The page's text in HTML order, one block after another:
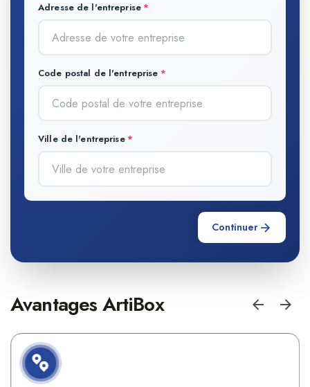
Adresse de l'entreprise
Code postal de l'entreprise
Ville de l'entreprise
Continuer
Avantages ArtiBox